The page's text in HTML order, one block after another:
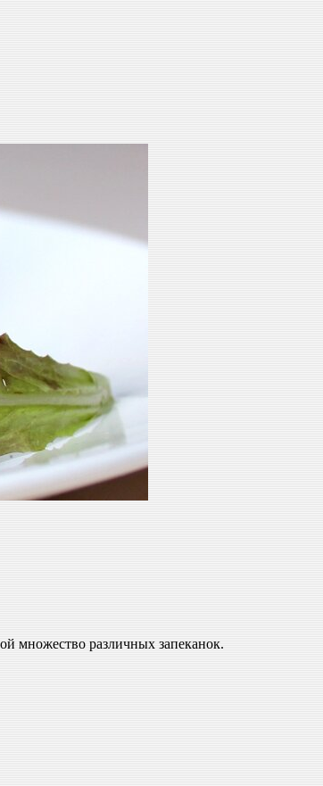
множество различных запеканок.